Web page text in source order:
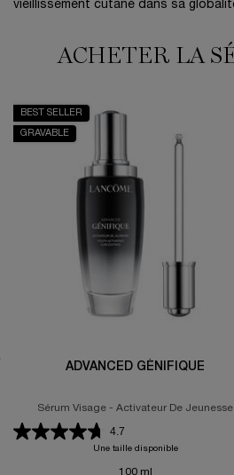
vieillissement cutané dans sa
ACHETER LA
BEST SELLER
GRAVABLE
ADVANCED GÉNIFIQUE
Sérum Visage - Activateur De Jeunesse
4.7
Une taille disponible
100 ml